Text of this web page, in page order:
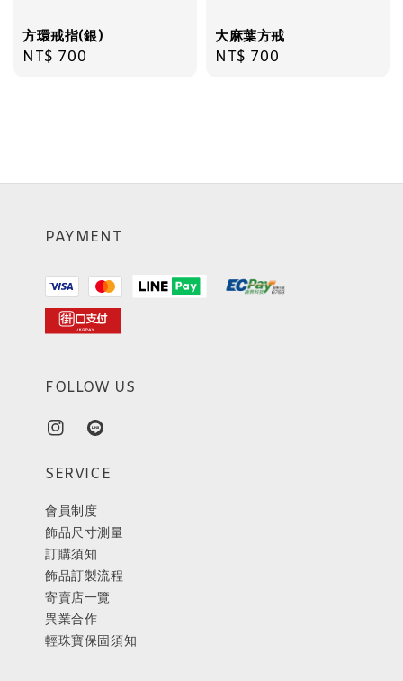
方環戒指(銀)
Regular
NT$ 700
大麻葉方戒
Regular
NT$ 700
PAYMENT
FOLLOW US
SERVICE
會員制度
飾品尺寸測量
訂購須知
飾品訂製流程
寄賣店一覽
異業合作
輕珠寶保固須知